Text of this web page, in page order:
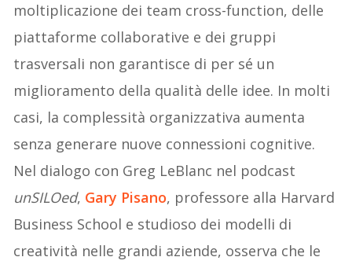
moltiplicazione dei team cross-function, delle
piattaforme collaborative e dei gruppi
trasversali non garantisce di per sé un
miglioramento della qualità delle idee. In molti
casi, la complessità organizzativa aumenta
senza generare nuove connessioni cognitive.
Nel dialogo con Greg LeBlanc nel podcast
unSILOed, Gary Pisano, professore alla Harvard
Business School e studioso dei modelli di
creatività nelle grandi aziende, osserva che le